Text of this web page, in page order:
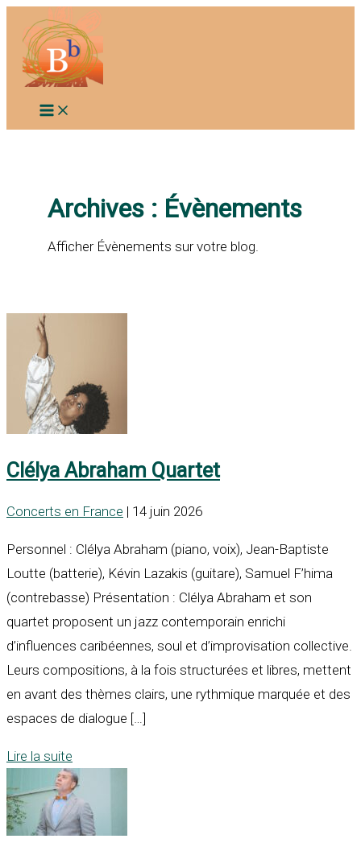
contenu
Archives : Évènements
Afficher Évènements sur votre blog.
Clélya Abraham Quartet
Concerts en France | 14 juin 2026
Personnel : Clélya Abraham (piano, voix), Jean-Baptiste
Loutte (batterie), Kévin Lazakis (guitare), Samuel F’hima
(contrebasse) Présentation : Clélya Abraham et son
quartet proposent un jazz contemporain enrichi
d’influences caribéennes, soul et d’improvisation collective.
Leurs compositions, à la fois structurées et libres, mettent
en avant des thèmes clairs, une rythmique marquée et des
espaces de dialogue […]
Lire la suite